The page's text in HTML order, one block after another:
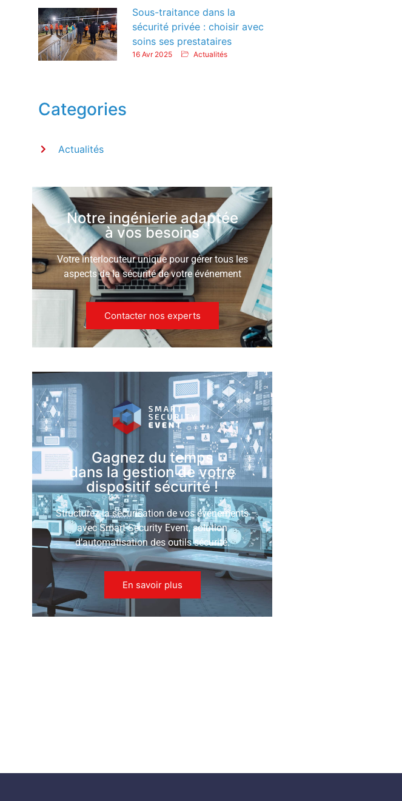
Sous-traitance dans la
sécurité privée : choisir avec
soins ses prestataires
16 Avr 2025 Actualités
Categories
Actualités
Notre ingénierie adaptée
à vos besoins
Votre interlocuteur unique pour gérer tous les
aspects de la sécurité de votre événement
Contacter nos experts
Gagnez du temps
dans la gestion de votre
dispositif sécurité !
Structurez la sécurisation de vos événements
avec Smart Security Event, solution
d’automatisation des outils sécurité.
En savoir plus